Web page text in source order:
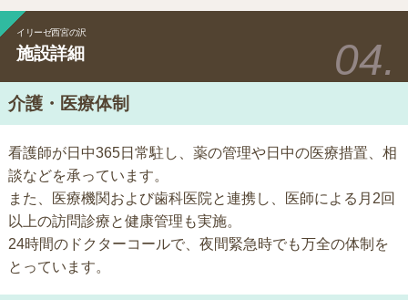
イリーゼ西宮の沢
施設詳細
介護・医療体制
看護師が日中365日常駐し、薬の管理や日中の医療措置、相
談などを承っています。
また、医療機関および歯科医院と連携し、医師による月2回
以上の訪問診療と健康管理も実施。
24時間のドクターコールで、夜間緊急時でも万全の体制を
とっています。